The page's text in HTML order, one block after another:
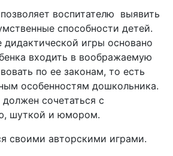
воспитателю выявить
способности детей.
игры основано
входить в воображаемую
по ее законам, то есть
особенностям дошкольника.
сочетаться с
шуткой и юмором.
своими авторскими играми.